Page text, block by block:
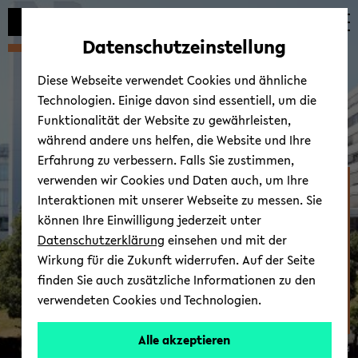
Automatische
vermeiden
zum
wechseln
zum
wechseln
zum
wechseln
Fakultät für
Erziehungswis­senschaft
© Uni­ver­si­tät Bie­le­feld
Datenschutzeinstellung
Diese Webseite verwendet Cookies und ähnliche
Technologien. Einige davon sind essentiell, um die
Funktionalität der Website zu gewährleisten,
während andere uns helfen, die Website und Ihre
Erfahrung zu verbessern. Falls Sie zustimmen,
verwenden wir Cookies und Daten auch, um Ihre
Interaktionen mit unserer Webseite zu messen. Sie
können Ihre Einwilligung jederzeit unter
Datenschutzerklärung einsehen und mit der
Wirkung für die Zukunft widerrufen. Auf der Seite
finden Sie auch zusätzliche Informationen zu den
verwendeten Cookies und Technologien.
Alle akzeptieren